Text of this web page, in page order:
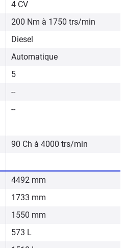
4 CV
200 Nm à 1750 trs/min
Diesel
Automatique
5
--
--
90 Ch à 4000 trs/min
4492 mm
1733 mm
1550 mm
573 L